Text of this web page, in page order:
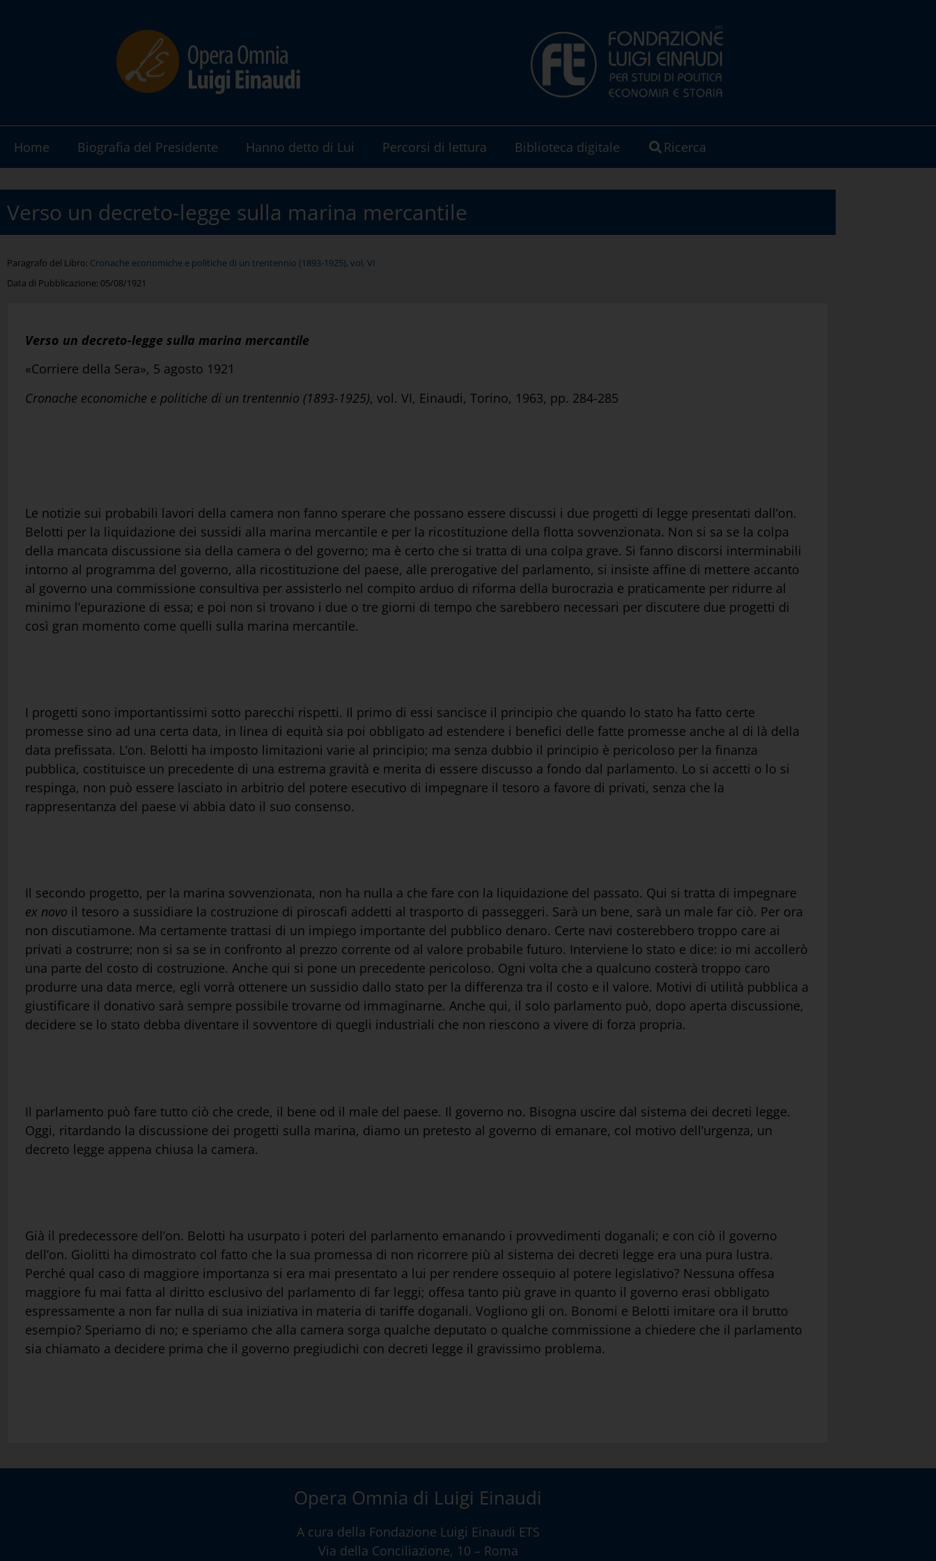
Home Biografia del Presidente Hanno detto di Lui Percorsi di lettura Biblioteca digitale Ricerca
Verso un decreto-legge sulla marina mercantile
Paragrafo del Libro: Cronache economiche e politiche di un trentennio (1893-1925), vol. VI
Data di Pubblicazione: 05/08/1921
Verso un decreto-legge sulla marina mercantile
«Corriere della Sera», 5 agosto 1921
Cronache economiche e politiche di un trentennio (1893-1925), vol. VI, Einaudi, Torino, 1963, pp. 284-285
Le notizie sui probabili lavori della camera non fanno sperare che possano essere discussi i due progetti di legge presentati dall’on.
Belotti per la liquidazione dei sussidi alla marina mercantile e per la ricostituzione della flotta sovvenzionata. Non si sa se la colpa
della mancata discussione sia della camera o del governo; ma è certo che si tratta di una colpa grave. Si fanno discorsi interminabili
intorno al programma del governo, alla ricostituzione del paese, alle prerogative del parlamento, si insiste affine di mettere accanto
al governo una commissione consultiva per assisterlo nel compito arduo di riforma della burocrazia e praticamente per ridurre al
minimo l’epurazione di essa; e poi non si trovano i due o tre giorni di tempo che sarebbero necessari per discutere due progetti di
così gran momento come quelli sulla marina mercantile.
I progetti sono importantissimi sotto parecchi rispetti. Il primo di essi sancisce il principio che quando lo stato ha fatto certe
promesse sino ad una certa data, in linea di equità sia poi obbligato ad estendere i benefici delle fatte promesse anche al di là della
data prefissata. L’on. Belotti ha imposto limitazioni varie al principio; ma senza dubbio il principio è pericoloso per la finanza
pubblica, costituisce un precedente di una estrema gravità e merita di essere discusso a fondo dal parlamento. Lo si accetti o lo si
respinga, non può essere lasciato in arbitrio del potere esecutivo di impegnare il tesoro a favore di privati, senza che la
rappresentanza del paese vi abbia dato il suo consenso.
Il secondo progetto, per la marina sovvenzionata, non ha nulla a che fare con la liquidazione del passato. Qui si tratta di impegnare
ex novo il tesoro a sussidiare la costruzione di piroscafi addetti al trasporto di passeggeri. Sarà un bene, sarà un male far ciò. Per ora
non discutiamone. Ma certamente trattasi di un impiego importante del pubblico denaro. Certe navi costerebbero troppo care ai
privati a costrurre; non si sa se in confronto al prezzo corrente od al valore probabile futuro. Interviene lo stato e dice: io mi accollerò
una parte del costo di costruzione. Anche qui si pone un precedente pericoloso. Ogni volta che a qualcuno costerà troppo caro
produrre una data merce, egli vorrà ottenere un sussidio dallo stato per la differenza tra il costo e il valore. Motivi di utilità pubblica a
giustificare il donativo sarà sempre possibile trovarne od immaginarne. Anche qui, il solo parlamento può, dopo aperta discussione,
decidere se lo stato debba diventare il sovventore di quegli industriali che non riescono a vivere di forza propria.
Il parlamento può fare tutto ciò che crede, il bene od il male del paese. Il governo no. Bisogna uscire dal sistema dei decreti legge.
Oggi, ritardando la discussione dei progetti sulla marina, diamo un pretesto al governo di emanare, col motivo dell’urgenza, un
decreto legge appena chiusa la camera.
Già il predecessore dell’on. Belotti ha usurpato i poteri del parlamento emanando i provvedimenti doganali; e con ciò il governo
dell’on. Giolitti ha dimostrato col fatto che la sua promessa di non ricorrere più al sistema dei decreti legge era una pura lustra.
Perché qual caso di maggiore importanza si era mai presentato a lui per rendere ossequio al potere legislativo? Nessuna offesa
maggiore fu mai fatta al diritto esclusivo del parlamento di far leggi; offesa tanto più grave in quanto il governo erasi obbligato
espressamente a non far nulla di sua iniziativa in materia di tariffe doganali. Vogliono gli on. Bonomi e Belotti imitare ora il brutto
esempio? Speriamo di no; e speriamo che alla camera sorga qualche deputato o qualche commissione a chiedere che il parlamento
sia chiamato a decidere prima che il governo pregiudichi con decreti legge il gravissimo problema.
Opera Omnia di Luigi Einaudi
A cura della Fondazione Luigi Einaudi ETS
Via della Conciliazione, 10 – Roma